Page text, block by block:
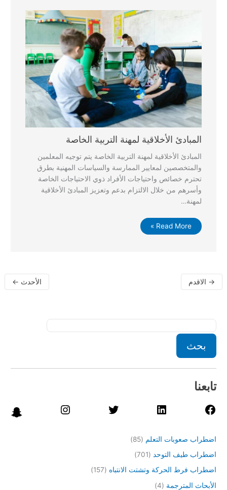
المبادئ الأخلاقية لمهنة التربية الخاصة
المبادئ الأخلاقية لمهنة التربية الخاصة يتم توجيه المعلمين
والمتخصصين لمعايير الممارسة والسياسات المهنية بطرق
تحترم خصائص واحتياجات الأفراد ذوي الاحتياجات الخاصة
وأسرهم من خلال الالتزام بدعم وتعزيز المبادئ الأخلاقية
لمهنة…
Read More »
→ الاقدم الأحدث ←
بحث
تابعنا
اضطراب صعوبات التعلم (85)
اضطراب طيف التوحد (701)
اضطراب فرط الحركة وتشتت الانتباه (157)
الأبحاث المترجمة (4)